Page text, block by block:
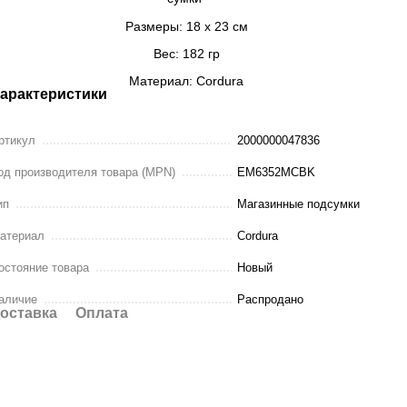
Размеры: 18 х 23 см
Вес: 182 гр
Материал: Cordura
2000000047836
производителя товара (MPN) EM6352MCBK
Магазинные подсумки
Cordura
товара Новый
Распродано
Оплата